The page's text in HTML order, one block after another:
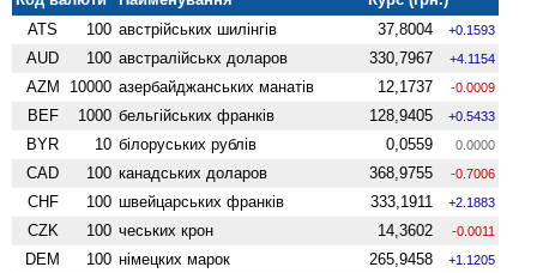
ATS
100 австрійських шилінгів 37,8004 +0.1593
AUD 100 австралійськх доларов 330,7967 +4.1154
AZM 10000 азербайджанських манатів 12,1737 -0.0009
BEF 1000 бельгійських франків 128,9405 +0.5433
BYR 10 білоруських рублів 0,0559 0.0000
CAD 100 канадських доларов 368,9755 -0.7006
CHF 100 швейцарських франків 333,1911 +2.1883
CZK 100 чеських крон 14,3602 -0.0011
DEM 100 німецких марок 265,9458 +1.1205